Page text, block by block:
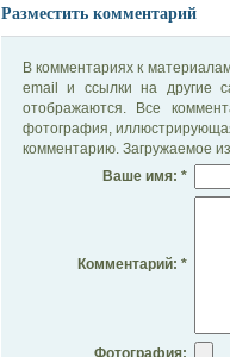
Разместить комментарий
В комментариях к
email и ссылки на другие
отображаются. Все
фотография,
комментарию. Загружаемое
Ваше имя: *
Комментарий: *
Фотография: